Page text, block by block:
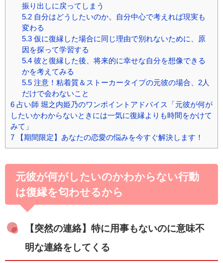
振り出しに戻ってしまう
5.2自分はどうしたいのか。自分中心で考えれば現実も
変わる
5.3仮に復縁した場合に同じ理由で別れないために、原
因を探って学習する
5.4彼と復縁した後、将来的に幸せな自分を想像できる
かを考えてみる
5.5注意！粘着質＆ストーカータイプの元彼の場合、2人
だけで会わないこと
6 占い師 堀之内姫乃のワンポイントアドバイス「元彼が何が
したいかわからないときには一気に復縁よりも時間をかけて
みて」
7 【期間限定】あなたの恋愛の悩みを今すぐ解決します！
元彼が何がしたいのかわからない行動
は復縁を匂わせるから
【突然の連絡】特に用事もないのに意味不
明な連絡をしてくる